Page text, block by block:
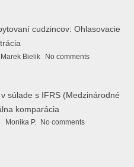
cudzincov: Ohlasovacie
Marek Bielik No comments
súlade s IFRS (Medzinárodné
komparácia
Monika P. No comments